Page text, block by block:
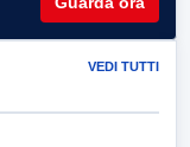
VEDI TUTTI